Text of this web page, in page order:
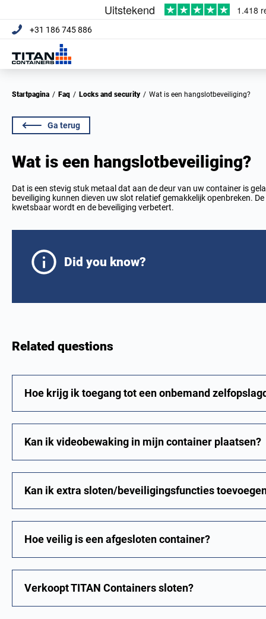
+31 186 745 886
Startpagina / Faq / Locks and security / Wat is een hangslotbeveiliging?
Ga terug
Wat is een hangslotbeveiliging?
Dat is een stevig stuk metaal dat aan de deur van uw container is
beveiliging kunnen dieven uw slot relatief gemakkelijk openbreken.
kwetsbaar wordt en de beveiliging verbetert.
Did you know?
Related questions
Hoe krijg ik toegang tot een onbemand
Kan ik videobewaking in mijn container plaatsen?
Kan ik extra sloten/beveiligingsfuncties
Hoe veilig is een afgesloten container?
Verkoopt TITAN Containers sloten?